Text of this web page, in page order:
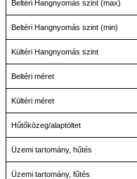
Beltéri Hangnyomás szint (max)
Beltéri Hangnyomás szint (min)
Kültéri Hangnyomás szint
Beltéri méret
Kültéri méret
Hűtőközeg/alaptöltet
Üzemi tartomány, hűtés
Üzemi tartomány, fűtés